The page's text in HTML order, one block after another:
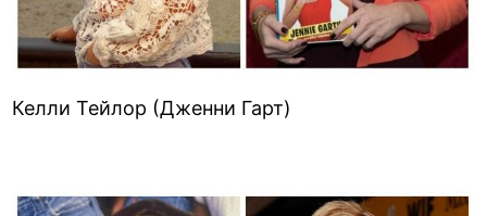
Келли Тейлор (Дженни Гарт)